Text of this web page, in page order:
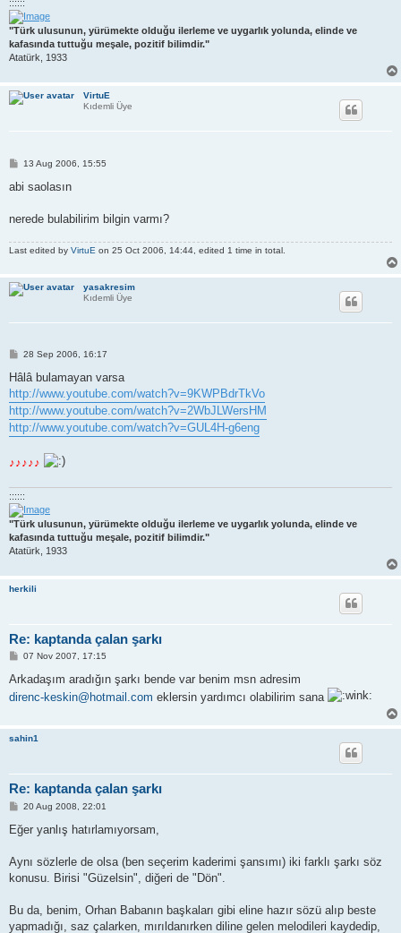
::::::
"Türk ulusunun, yürümekte olduğu ilerleme ve uygarlık yolunda, elinde ve
kafasında tuttuğu meşale, pozitif bilimdir."
Atatürk, 1933
VirtuE
Kıdemli Üye
P
s
13 Aug 2006, 15:55
abi saolasın
nerede bulabilirim bilgin varmı?
Last edited by VirtuE on 25 Oct 2006, 14:44, edited 1 time in total.
yasakresim
Kıdemli Üye
P
s
28 Sep 2006, 16:17
Hâlâ bulamayan varsa
http://www.youtube.com/watch?v=9KWPBdrTkVo
http://www.youtube.com/watch?v=2WbJLWersHM
http://www.youtube.com/watch?v=GUL4H-g6eng
♪♪♪♪♪
::::::
"Türk ulusunun, yürümekte olduğu ilerleme ve uygarlık yolunda, elinde ve
kafasında tuttuğu meşale, pozitif bilimdir."
Atatürk, 1933
herkili
Re: kaptanda çalan şarkı
P
s
07 Nov 2007, 17:15
Arkadaşım aradığın şarkı bende var benim msn adresim
direnc-keskin@hotmail.com eklersin yardımcı olabilirim sana
sahin1
Re: kaptanda çalan şarkı
P
s
t
20 Aug 2008, 22:01
Eğer yanlış hatırlamıyorsam,
Aynı sözlerle de olsa (ben seçerim kaderimi şansımı) iki farklı şarkı söz
konusu. Birisi "Güzelsin", diğeri de "Dön".
Bu da, benim, Orhan Babanın başkaları gibi eline hazır sözü alıp beste
yapmadığı, saz çalarken, mırıldanırken diline gelen melodileri kaydedip,